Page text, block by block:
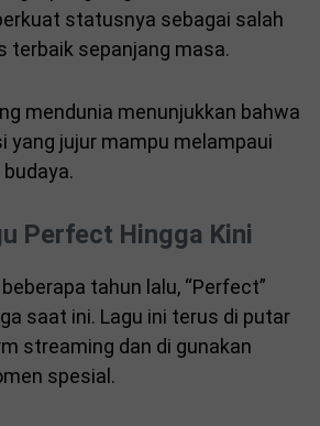
statusnya sebagai salah
terbaik sepanjang masa.
mendunia menunjukkan bahwa
yang jujur mampu melampaui
Perfect Hingga Kini
tahun lalu, “Perfect”
saat ini. Lagu ini terus di putar
streaming dan di gunakan
spesial.